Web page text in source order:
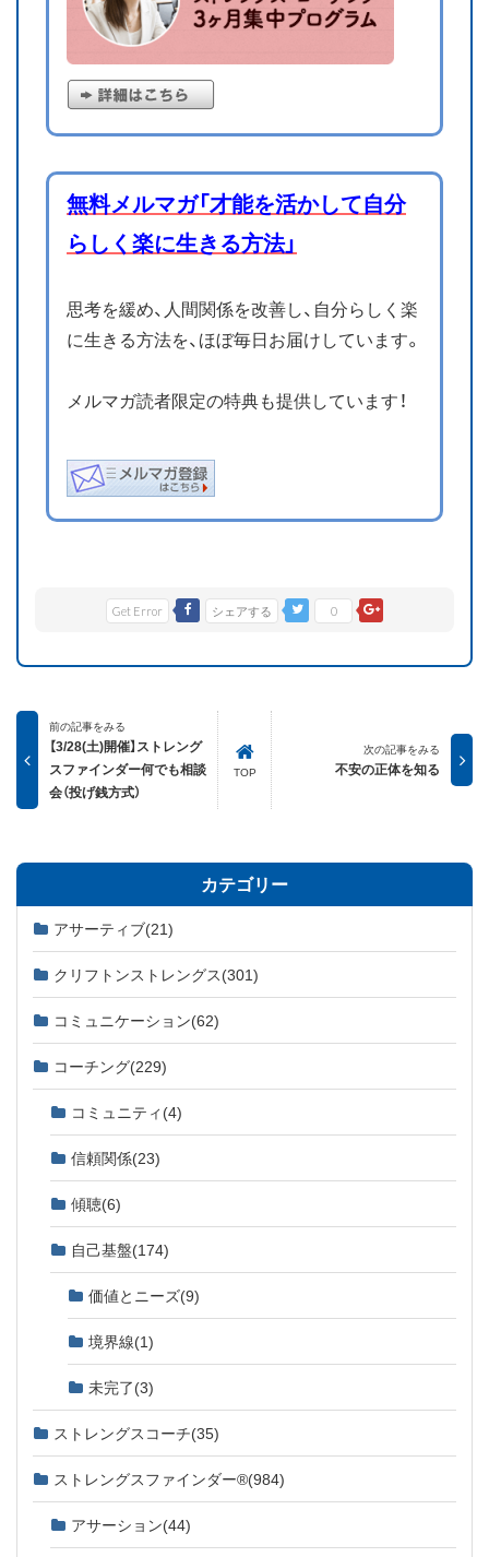
無料メルマガ「才能を活かして自分
らしく楽に生きる方法」
思考を緩め、人間関係を改善し、自分らしく楽
に生きる方法を、ほぼ毎日お届けしています。
メルマガ読者限定の特典も提供しています！
Get Error シェアする 0
前の記事をみる
【3/28(土)開催】ストレング
スファインダー何でも相談
会（投げ銭方式）
TOP
次の記事をみる
不安の正体を知る
カテゴリー
アサーティブ(21)
クリフトンストレングス(301)
コミュニケーション(62)
コーチング(229)
コミュニティ (4)
信頼関係(23)
傾聴(6)
自己基盤(174)
価値とニーズ(9)
境界線(1)
未完了(3)
ストレングスコーチ(35)
ストレングスファインダー®(984)
アサーション(44)